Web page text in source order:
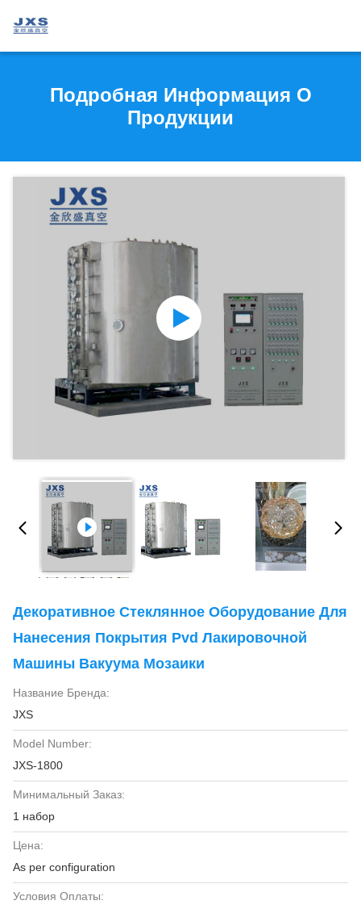
Подробная Информация О
Продукции
Декоративное Стеклянное Оборудование Для
Нанесения Покрытия Pvd Лакировочной
Машины Вакуума Мозаики
Название Бренда:
JXS
Model Number:
JXS-1800
Минимальный Заказ:
1 набор
Цена:
As per configuration
Условия Оплаты: